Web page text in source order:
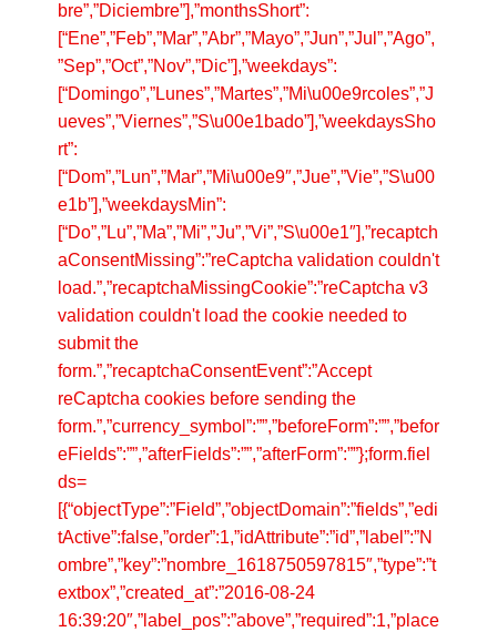
bre”,”Diciembre”],”monthsShort”:
[“Ene”,”Feb”,”Mar”,”Abr”,”Mayo”,”Jun”,”Jul”,”Ago”,
”Sep”,”Oct”,”Nov”,”Dic”],”weekdays”:
[“Domingo”,”Lunes”,”Martes”,”Mi\u00e9rcoles”,”J
ueves”,”Viernes”,”S\u00e1bado”],”weekdaysSho
rt”:
[“Dom”,”Lun”,”Mar”,”Mi\u00e9″,”Jue”,”Vie”,”S\u00
e1b”],”weekdaysMin”:
[“Do”,”Lu”,”Ma”,”Mi”,”Ju”,”Vi”,”S\u00e1″],”recaptch
aConsentMissing”:”reCaptcha validation couldn't
load.”,”recaptchaMissingCookie”:”reCaptcha v3
validation couldn't load the cookie needed to
submit the
form.”,”recaptchaConsentEvent”:”Accept
reCaptcha cookies before sending the
form.”,”currency_symbol”:””,”beforeForm”:””,”befor
eFields”:””,”afterFields”:””,”afterForm”:””};form.fiel
ds=
[{“objectType”:”Field”,”objectDomain”:”fields”,”edi
tActive”:false,”order”:1,”idAttribute”:”id”,”label”:”N
ombre”,”key”:”nombre_1618750597815″,”type”:”t
extbox”,”created_at”:”2016-08-24
16:39:20″,”label_pos”:”above”,”required”:1,”place